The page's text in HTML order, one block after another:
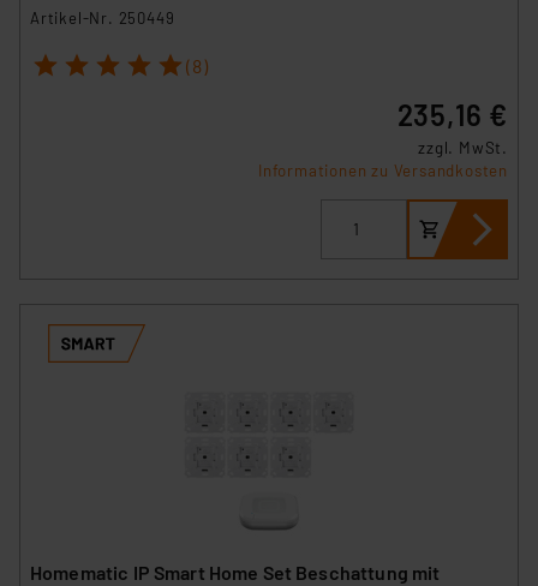
Artikel-Nr. 250449
1 2 3 4 5 (8)
235,16 €
zzgl. MwSt.
Informationen zu Versandkosten
Homematic IP Smart Home Set Beschattung mit